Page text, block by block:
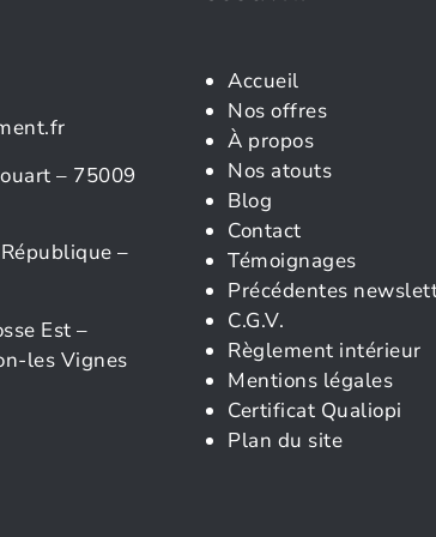
– 75009
–
Est –
les Vignes
Accueil
Nos offres
À propos
Nos atouts
Blog
Contact
Témoignages
Précédentes
C.G.V.
Règlement intérieur
Mentions légales
Certificat Qualiopi
Plan du site